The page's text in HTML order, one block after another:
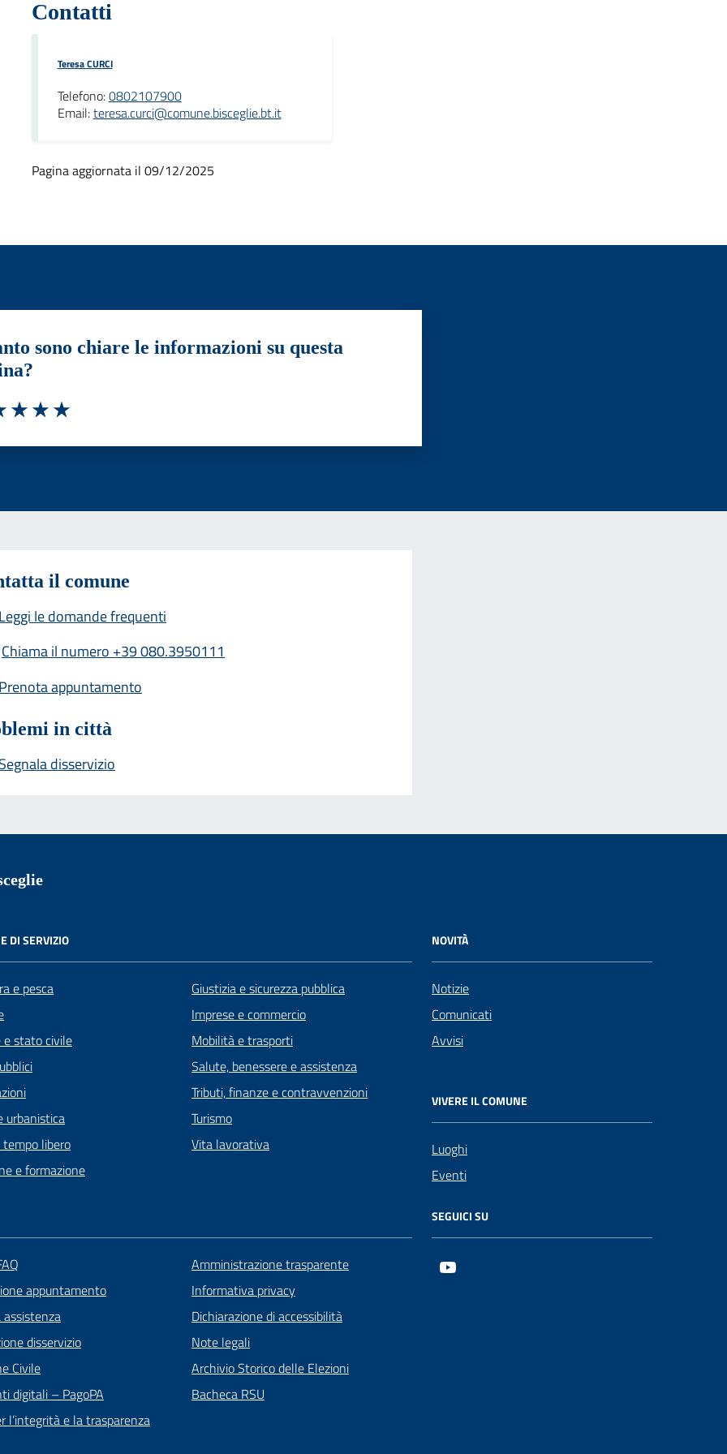
Contatti
Teresa CURCI
Telefono:0802107900
Email:teresa.curci@comune.bisceglie.bt.it
Pagina aggiornata il 09/12/2025
sono chiare le informazioni su questa
il comune
le domande frequenti
Chiama il numero +39 080.3950111
appuntamento
in città
disservizio
DI SERVIZIO
e pesca
e stato civile
urbanistica
libero
e formazione
Giustizia e sicurezza pubblica
Imprese e commercio
Mobilità e trasporti
Salute, benessere e assistenza
Tributi, finanze e contravvenzioni
Turismo
Vita lavorativa
NOVITÀ
Notizie
Comunicati
Avvisi
VIVERE IL COMUNE
Luoghi
Eventi
appuntamento
disservizio
Civile
digitali – PagoPA
l’integrità e la trasparenza
Amministrazione trasparente
Informativa privacy
Dichiarazione di accessibilità
Note legali
Archivio Storico delle Elezioni
Bacheca RSU
SEGUICI SU